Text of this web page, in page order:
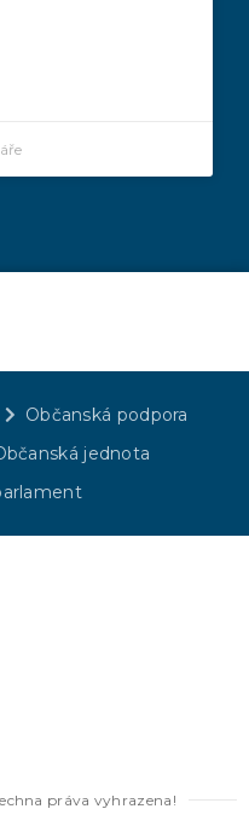
Občanská podpora
jednota
práva vyhrazena!